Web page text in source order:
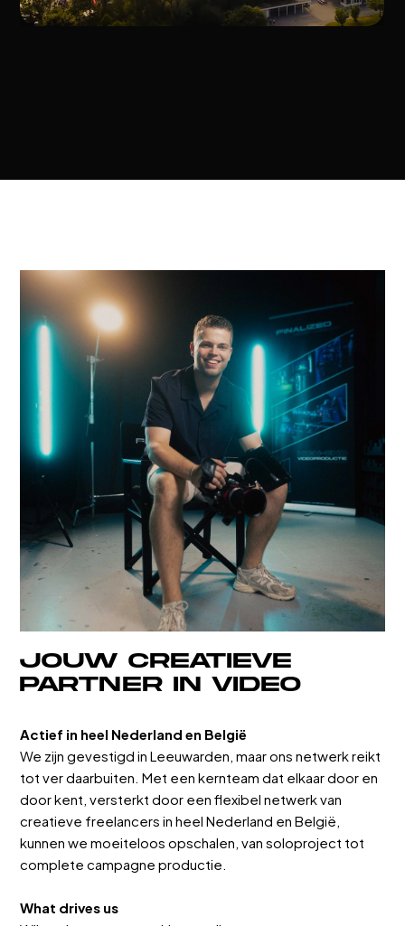
Jouw creatieve
partner in video
Actief in heel Nederland en België
We zijn gevestigd in Leeuwarden, maar ons netwerk reikt
tot ver daarbuiten. Met een kernteam dat elkaar door en
door kent, versterkt door een flexibel netwerk van
creatieve freelancers in heel Nederland en België,
kunnen we moeiteloos opschalen, van soloproject tot
complete campagne productie.
What drives us